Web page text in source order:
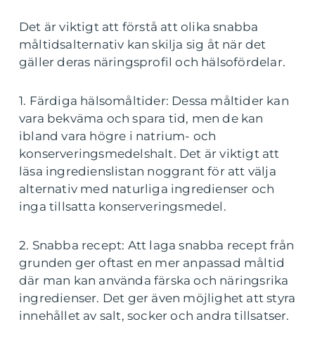
Det är viktigt att förstå att olika snabba
måltidsalternativ kan skilja sig åt när det
gäller deras näringsprofil och hälsofördelar.
1. Färdiga hälsomåltider: Dessa måltider kan
vara bekväma och spara tid, men de kan
ibland vara högre i natrium- och
konserveringsmedelshalt. Det är viktigt att
läsa ingredienslistan noggrant för att välja
alternativ med naturliga ingredienser och
inga tillsatta konserveringsmedel.
2. Snabba recept: Att laga snabba recept från
grunden ger oftast en mer anpassad måltid
där man kan använda färska och näringsrika
ingredienser. Det ger även möjlighet att styra
innehållet av salt, socker och andra tillsatser.